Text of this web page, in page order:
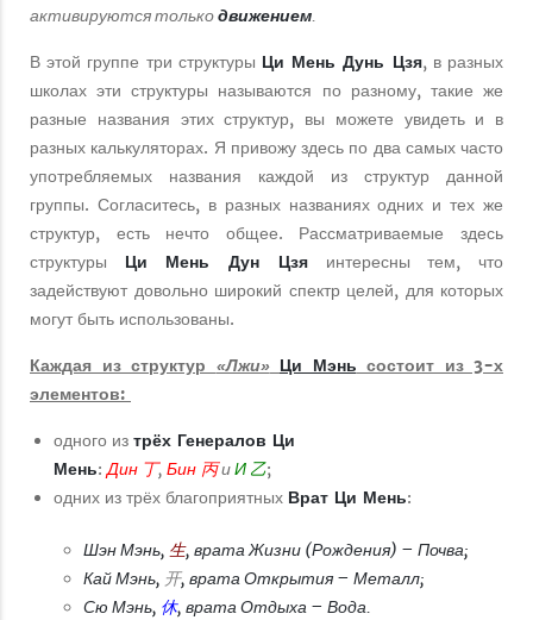
активируются толькодвижением.
В этой группе три структуры Ци Мень Дунь Цзя, в разных
школах эти структуры называются по разному, такие же
разные названия этих структур, вы можете увидеть и в
разных калькуляторах. Я привожу здесь по два самых часто
употребляемых названия каждой из структур данной
группы. Согласитесь, в разных названиях одних и тех же
структур, есть нечто общее. Рассматриваемые здесь
структуры Ци Мень Дун Цзяинтересны тем, что
задействуют довольно широкий спектр целей, для которых
могут быть использованы.
Каждая из структур «Лжи» Ци Мэнь состоит из 3-х
элементов:
одного из трёх Генералов Ци
Мень:Дин 丁, Бин 丙иИ 乙;
одних из трёх благоприятных Врат Ци Мень:
Шэн Мэнь, 生, врата Жизни (Рождения) – Почва;
Кай Мэнь, 开, врата Открытия – Металл;
Сю Мэнь, 休, врата Отдыха – Вода.